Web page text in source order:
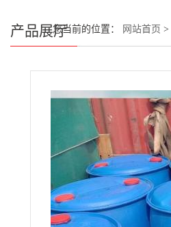
产品展厅您当前的位置： 网站首页 >